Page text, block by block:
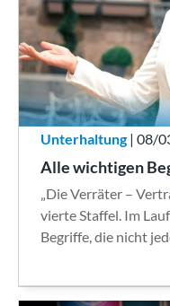
Unterhaltung| 08/
Alle wichtigen
„Die Verräter –
vierte Staffel. Im
Begriffe, die nicht